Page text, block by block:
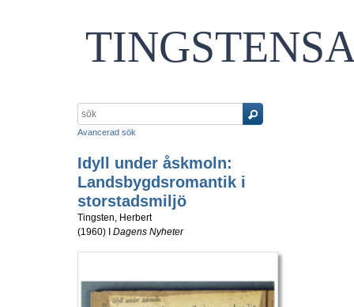
Avancerad sök
Idyll under åskmoln:
Landsbygdsromantik i
storstadsmiljö
Tingsten, Herbert
(1960) I Dagens Nyheter